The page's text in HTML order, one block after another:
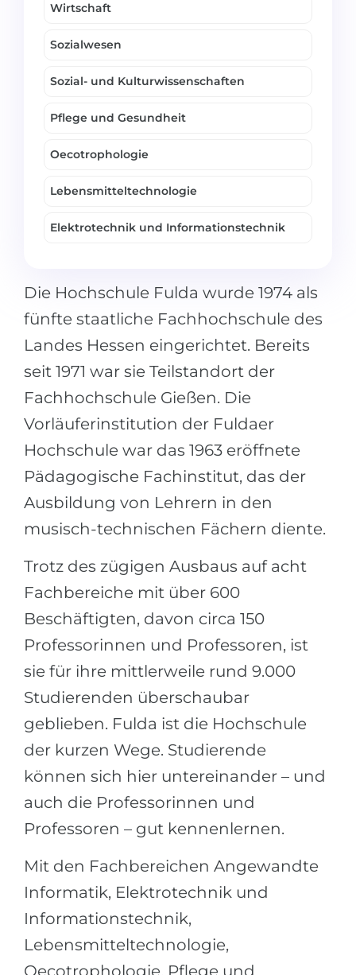
Wirtschaft
Sozialwesen
Sozial- und Kulturwissenschaften
Pflege und Gesundheit
Oecotrophologie
Lebensmitteltechnologie
Elektrotechnik und Informationstechnik
Die Hochschule Fulda wurde 1974 als
fünfte staatliche Fachhochschule des
Landes Hessen eingerichtet. Bereits
seit 1971 war sie Teilstandort der
Fachhochschule Gießen. Die
Vorläuferinstitution der Fuldaer
Hochschule war das 1963 eröffnete
Pädagogische Fachinstitut, das der
Ausbildung von Lehrern in den
musisch-technischen Fächern diente.
Trotz des zügigen Ausbaus auf acht
Fachbereiche mit über 600
Beschäftigten, davon circa 150
Professorinnen und Professoren, ist
sie für ihre mittlerweile rund 9.000
Studierenden überschaubar
geblieben. Fulda ist die Hochschule
der kurzen Wege. Studierende
können sich hier untereinander – und
auch die Professorinnen und
Professoren – gut kennenlernen.
Mit den Fachbereichen Angewandte
Informatik, Elektrotechnik und
Informationstechnik,
Lebensmitteltechnologie,
Oecotrophologie, Pflege und